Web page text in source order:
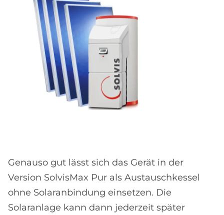
Genauso gut lässt sich das Gerät in der
Version SolvisMax Pur als Austauschkessel
ohne Solaranbindung einsetzen. Die
Solaranlage kann dann jederzeit später